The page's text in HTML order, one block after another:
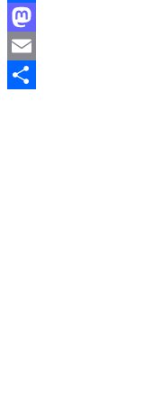
Facebook
Mastodon
Email